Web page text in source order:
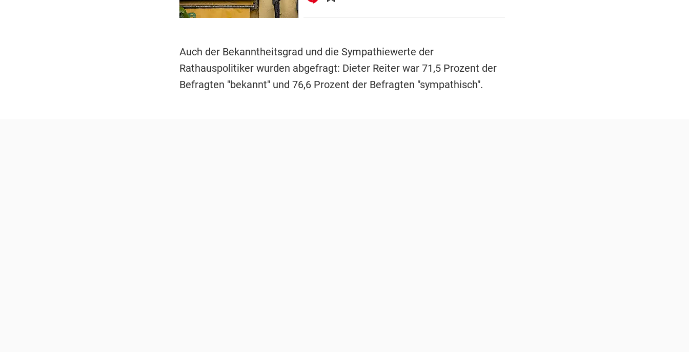
Auch der Bekanntheitsgrad und die Sympathiewerte der
Rathauspolitiker wurden abgefragt: Dieter Reiter war 71,5 Prozent der
Befragten "bekannt" und 76,6 Prozent der Befragten "sympathisch".